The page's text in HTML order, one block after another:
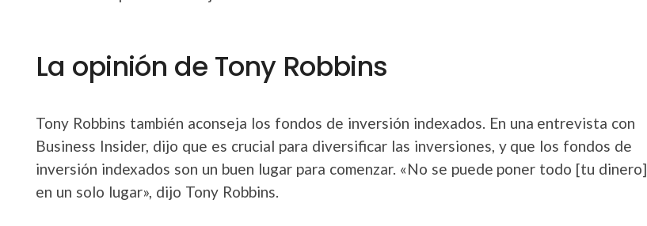
La opinión de Tony Robbins
Tony Robbins también aconseja los fondos de inversión indexados. En una entrevista con
Business Insider, dijo que es crucial para diversificar las inversiones, y que los fondos de
inversión indexados son un buen lugar para comenzar. «No se puede poner todo [tu dinero]
en un solo lugar», dijo Tony Robbins.